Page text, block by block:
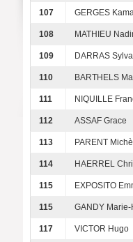
107 GERGES
108 MATHIEU
109 DARRAS
110 BARTHELS
111 NIQUILLE
112 ASSAF Grace
113 PARENT
114 HAERREL
115 EXPOSITO
115 GANDY
117 VICTOR Hugo